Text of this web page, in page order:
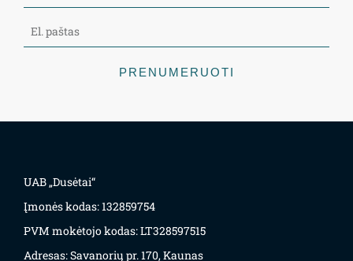
PRENUMERUOTI
UAB „Dusėtai“
Įmonės kodas: 132859754
PVM mokėtojo kodas: LT328597515
Adresas: Savanorių pr. 170, Kaunas